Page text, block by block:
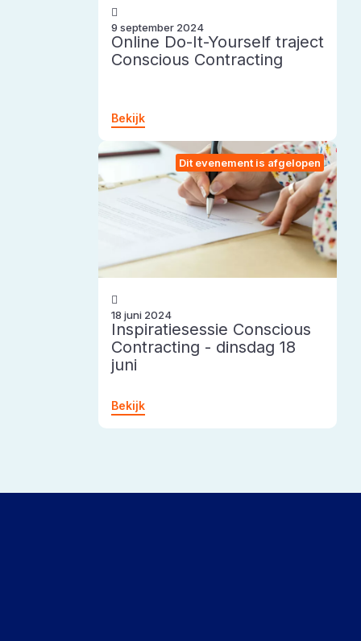
9 september 2024
Online Do-It-Yourself traject
Conscious Contracting
Bekijk
Dit evenement is afgelopen
18 juni 2024
Inspiratiesessie Conscious
Contracting - dinsdag 18
juni
Bekijk